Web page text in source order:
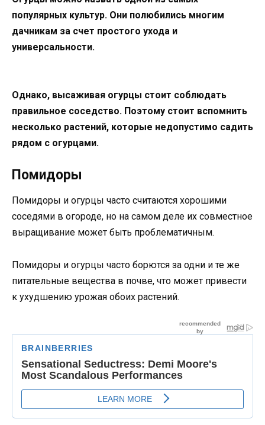
популярных культур. Они полюбились многим
дачникам за счет простого ухода и
универсальности.
Однако, высаживая огурцы стоит соблюдать
правильное соседство. Поэтому стоит вспомнить
несколько растений, которые недопустимо садить
рядом с огурцами.
Помидоры
Помидоры и огурцы часто считаются хорошими
соседями в огороде, но на самом деле их совместное
выращивание может быть проблематичным.
Помидоры и огурцы часто борются за одни и те же
питательные вещества в почве, что может привести
к ухудшению урожая обоих растений.